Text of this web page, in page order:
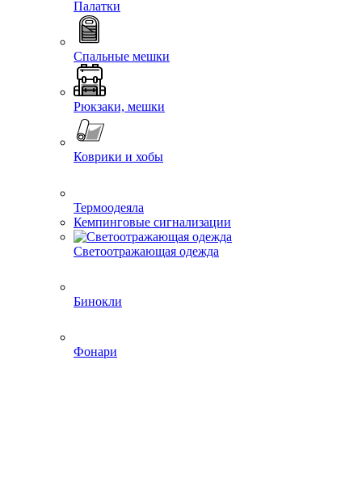
Палатки
Спальные мешки
Рюкзаки, мешки
Коврики и хобы
Термоодеяла
Кемпинговые сигнализации
Светоотражающая одежда
Бинокли
Фонари